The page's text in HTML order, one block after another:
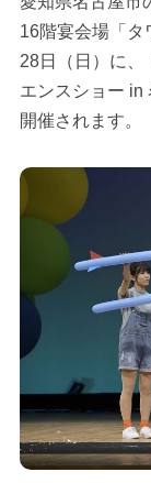
16階宴会場「タ
28日（日）に、
エンスショー in
開催されます。